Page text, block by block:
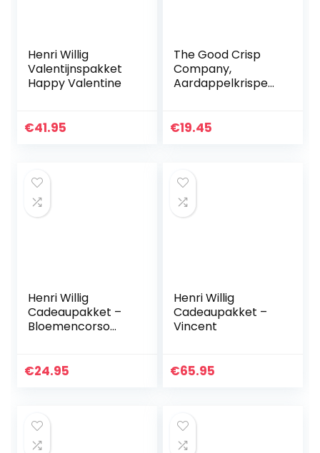
Henri Willig
Valentijnspakket
Happy Valentine
€41.95
The Good Crisp
Company,
Aardappelkrispen,
€19.45
Henri Willig
Cadeaupakket –
Bloemencorso
€24.95
Henri Willig
Cadeaupakket –
Vincent
€65.95